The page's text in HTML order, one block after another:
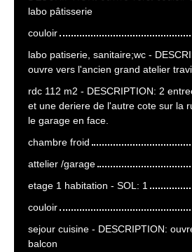
labo pâtisserie
couloir
labo patiserie, sanitaire;wc -
ouvre vers l'ancien grand atelier
rdc 112 m2 - DESCRIPTION: 2
et une deriere de l'autre cote sur la
le garage en face.
chambre froid
attelier /garage
etage 1 habitation - SOL: 1
couloir
sejour cuisine - DESCRIPTION:
balcon